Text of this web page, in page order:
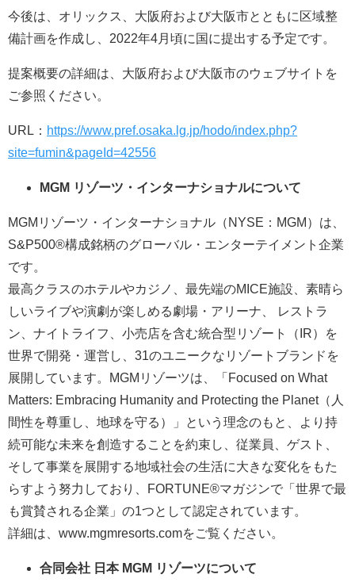
今後は、オリックス、大阪府および大阪市とともに区域整
備計画を作成し、2022年4月頃に国に提出する予定です。
提案概要の詳細は、大阪府および大阪市のウェブサイトを
ご参照ください。
URL： https://www.pref.osaka.lg.jp/hodo/index.php?
site=fumin&pageId=42556
MGM リゾーツ・インターナショナルについて
MGMリゾーツ・インターナショナル（NYSE：MGM）は、
S&P500®構成銘柄のグローバル・エンターテイメント企業
です。
最高クラスのホテルやカジノ、最先端のMICE施設、素晴ら
しいライブや演劇が楽しめる劇場・アリーナ、 レストラ
ン、ナイトライフ、小売店を含む統合型リゾート（IR）を
世界で開発・運営し、31のユニークなリゾートブランドを
展開しています。MGMリゾーツは、「Focused on What
Matters: Embracing Humanity and Protecting the Planet（人
間性を尊重し、地球を守る）」という理念のもと、より持
続可能な未来を創造することを約束し、従業員、ゲスト、
そして事業を展開する地域社会の生活に大きな変化をもた
らすよう努力しており、FORTUNE®マガジンで「世界で最
も賞賛される企業」の1つとして認定されています。
詳細は、www.mgmresorts.comをご覧ください。
合同会社 日本 MGM リゾーツについて